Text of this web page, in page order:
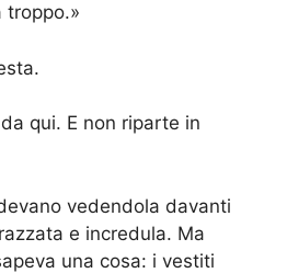
troppo.»
qui. E non riparte in
vedendola davanti
e incredula. Ma
una cosa: i vestiti